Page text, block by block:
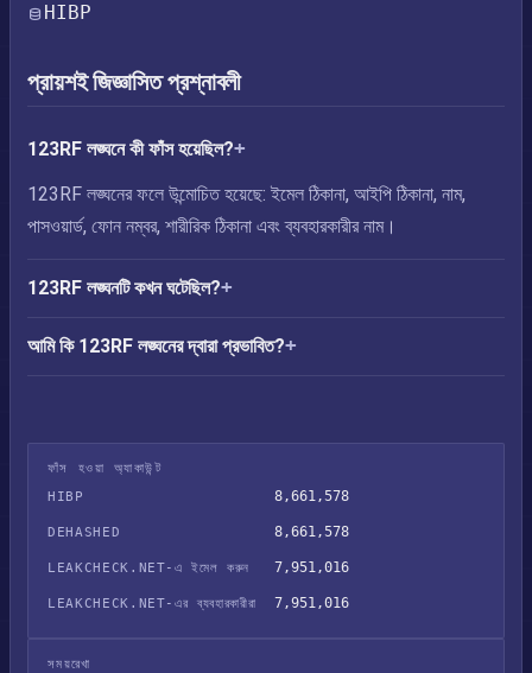
HIBP
প্রায়শই জিজ্ঞাসিত প্রশ্নাবলী
123RF লঙ্ঘনে কী ফাঁস হয়েছিল?
123RF লঙ্ঘনের ফলে উন্মোচিত হয়েছে: ইমেল ঠিকানা, আইপি ঠিকানা, নাম,
পাসওয়ার্ড, ফোন নম্বর, শারীরিক ঠিকানা এবং ব্যবহারকারীর নাম।
123RF লঙ্ঘনটি কখন ঘটেছিল?
আমি কি 123RF লঙ্ঘনের দ্বারা প্রভাবিত?
ফাঁস হওয়া অ্যাকাউন্ট
HIBP
8,661,578
DEHASHED 8,661,578
LEAKCHECK.NET-এ ইমেল করুন 7,951,016
LEAKCHECK.NET-এর ব্যবহারকারীরা 7,951,016
সময়রেখা